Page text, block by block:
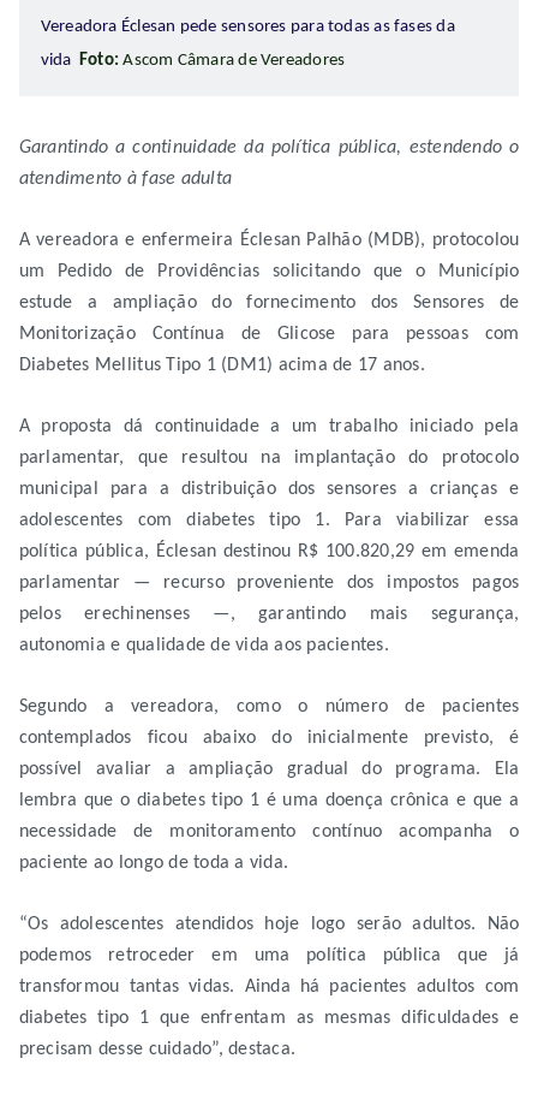
Vereadora Éclesan pede sensores para todas as fases da
vidaFoto: Ascom Câmara de Vereadores
Garantindo a continuidade da política pública, estendendo o
atendimento à fase adulta
A vereadora e enfermeira Éclesan Palhão (MDB), protocolou
um Pedido de Providências solicitando que o Município
estude a ampliação do fornecimento dos Sensores de
Monitorização Contínua de Glicose para pessoas com
Diabetes Mellitus Tipo 1 (DM1) acima de 17 anos.
A proposta dá continuidade a um trabalho iniciado pela
parlamentar, que resultou na implantação do protocolo
municipal para a distribuição dos sensores a crianças e
adolescentes com diabetes tipo 1. Para viabilizar essa
política pública, Éclesan destinou R$ 100.820,29 em emenda
parlamentar — recurso proveniente dos impostos pagos
pelos erechinenses —, garantindo mais segurança,
autonomia e qualidade de vida aos pacientes.
Segundo a vereadora, como o número de pacientes
contemplados ficou abaixo do inicialmente previsto, é
possível avaliar a ampliação gradual do programa. Ela
lembra que o diabetes tipo 1 é uma doença crônica e que a
necessidade de monitoramento contínuo acompanha o
paciente ao longo de toda a vida.
“Os adolescentes atendidos hoje logo serão adultos. Não
podemos retroceder em uma política pública que já
transformou tantas vidas. Ainda há pacientes adultos com
diabetes tipo 1 que enfrentam as mesmas dificuldades e
precisam desse cuidado”, destaca.